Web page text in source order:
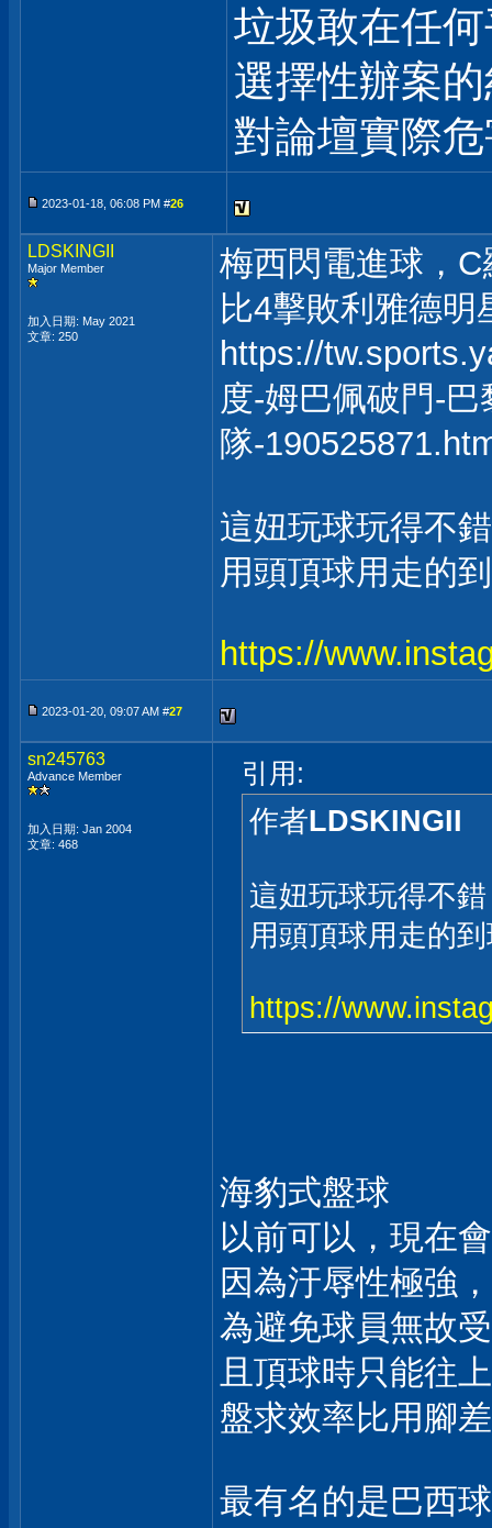
垃圾敢在任
選擇性辦案
對論壇實際
2023-01-18, 06:08 PM #26
LDSKINGII
Major Member
加入日期: May 2021
文章: 250
梅西閃電進球，
比4擊敗利雅德明
https://
度-姆巴佩破門-
隊-
這妞玩球玩得不
用頭頂球用走的
https://
2023-01-20, 09:07 AM #27
sn245763
Advance Member
加入日期: Jan 2004
文章: 468
引用:
作者LDSKINGII
這妞玩球玩得不
用頭頂球用走的
https://
海豹式盤球
以前可以，現在
因為汙辱性極強
為避免球員無故
且頂球時只能往
盤求效率比用腳
最有名的是巴西